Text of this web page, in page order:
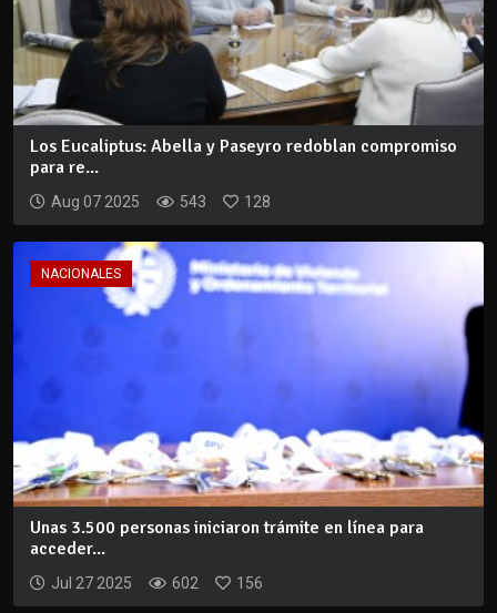
Los Eucaliptus: Abella y Paseyro redoblan compromiso
para re...
Aug 07 2025 543 128
NACIONALES
Unas 3.500 personas iniciaron trámite en línea para
acceder...
Jul 27 2025 602 156